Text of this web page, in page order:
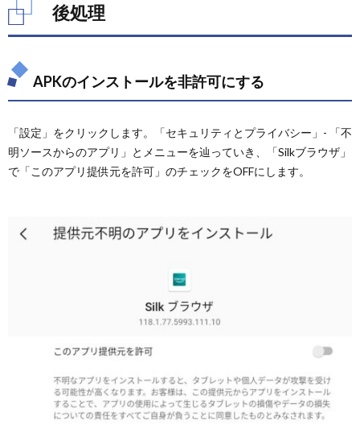
後処理
APKのインストールを非許可にする
「設定」をクリックします。「セキュリティとプライバシー」- 「不
明ソースからのアプリ」とメニューを辿っていき、「Silkブラウザ」
で「このアプリ提供元を許可」のチェックをOFFにします。